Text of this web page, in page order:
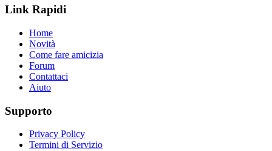
Link Rapidi
Home
Novità
Come fare amicizia
Forum
Contattaci
Aiuto
Supporto
Privacy Policy
Termini di Servizio